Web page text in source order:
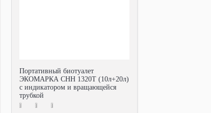
Портативный биотуалет
ЭКОМАРКА СНН 1320Т (10л+20л)
с индикатором и вращающейся
трубкой